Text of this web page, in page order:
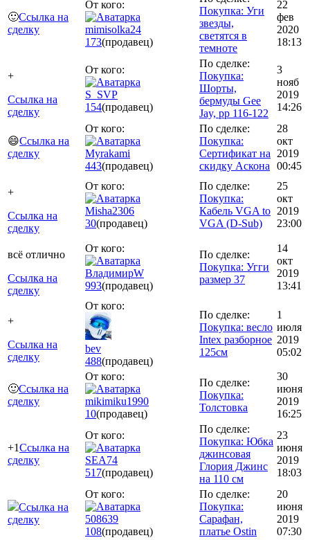
🙂Ссылка на
сделку
От кого:
mimisolka24
173(продавец)
Покупка: Уги
звезды,
светятся в
темноте
22
фев
2020
18:13
+
Ссылка на
сделку
От кого:
S_SVP
154(продавец)
По сделке:
Покупка:
Шорты,
бермуды Gee
Jay, рр 116-122
3
нояб
2019
14:26
😄Ссылка на
сделку
От кого:
Myrakami
443(продавец)
По сделке:
Покупка:
Сертификат на
скидку Аскона
28
окт
2019
00:45
+
Ссылка на
сделку
От кого:
Misha2306
30(продавец)
По сделке:
Покупка:
Кабель VGA to
VGA (D-Sub)
25
окт
2019
23:00
всё отлично
Ссылка на
сделку
От кого:
ВладимирW
993(продавец)
По сделке:
Покупка: Угги
размер 37
14
окт
2019
13:41
+
Ссылка на
сделку
От кого:
bev
488(продавец)
По сделке:
Покупка: весло
Intex разборное
125см
1
июля
2019
05:02
🙂Ссылка на
сделку
От кого:
mikimiku1990
10(продавец)
По сделке:
Покупка:
Толстовка
30
июня
2019
16:25
+1Ссылка на
сделку
От кого:
SEA74
517(продавец)
По сделке:
Покупка: Юбка
джинсовая
Глория Джинс
на 110 см
23
июня
2019
18:03
Ссылка на
сделку
От кого:
508639
108(продавец)
По сделке:
Покупка:
Сарафан,
платье Ostin
20
июня
2019
07:30